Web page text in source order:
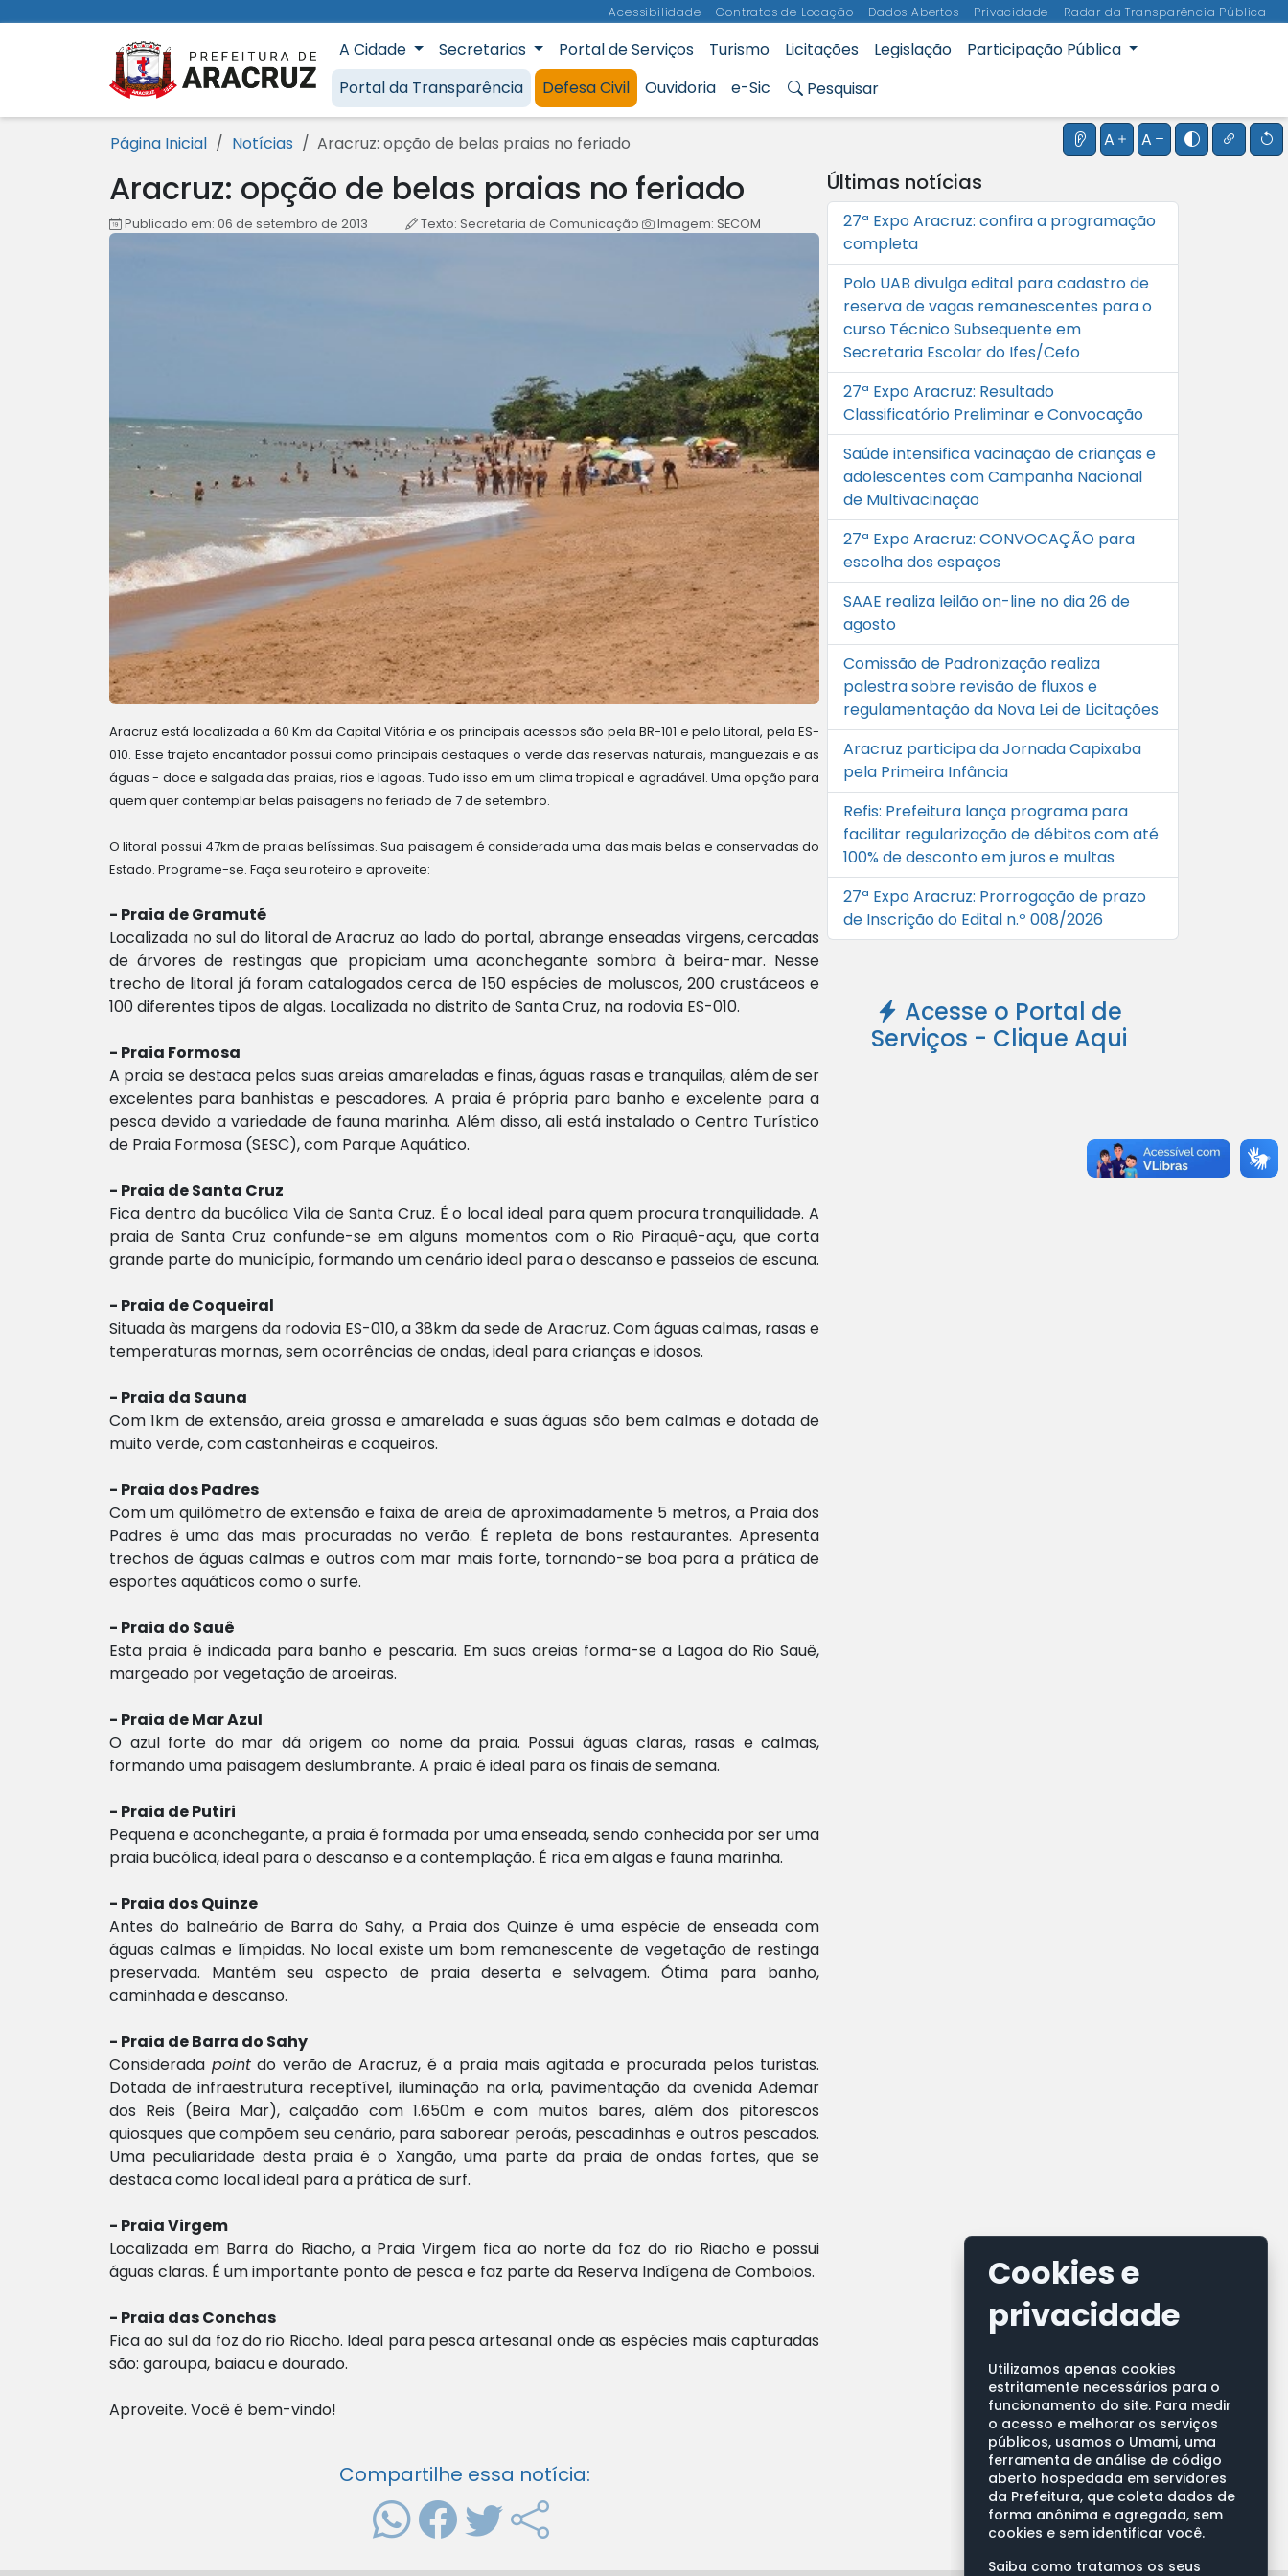
Acessibilidade Contratos de Locação Dados Abertos Privacidade Radar da Transparência Pública
Prefeitura Municipal de Aracruz
A Cidade Secretarias Portal de Serviços Turismo Licitações Legislação
Participação Pública
Portal da Transparência
Defesa Civil Ouvidoria e-Sic Pesquisar
Instruções do leitor de
A Aumentar o
A Diminuir o
Alternar
Página Inicial Notícias Aracruz: opção de belas praias no feriado
Aracruz: opção de belas praias no feriado
Publicado em: 06 de setembro de 2013 Texto: Secretaria de Comunicação Imagem: SECOM
Aracruz está localizada a 60 Km da Capital Vitória e os principais acessos são pela BR-101 e pelo Litoral, pela ES-
010. Esse trajeto encantador possui como principais destaques o verde das reservas naturais, manguezais e as
águas - doce e salgada das praias, rios e lagoas. Tudo isso em um clima tropical e agradável. Uma opção para
quem quer contemplar belas paisagens no feriado de 7 de setembro.
O litoral possui 47km de praias belíssimas. Sua paisagem é considerada uma das mais belas e conservadas do
Estado. Programe-se. Faça seu roteiro e aproveite:
- Praia de Gramuté
Localizada no sul do litoral de Aracruz ao lado do portal, abrange enseadas virgens, cercadas
de árvores de restingas que propiciam uma aconchegante sombra à beira-mar. Nesse
trecho de litoral já foram catalogados cerca de 150 espécies de moluscos, 200 crustáceos e
100 diferentes tipos de algas. Localizada no distrito de Santa Cruz, na rodovia ES-010.
- Praia Formosa
A praia se destaca pelas suas areias amareladas e finas, águas rasas e tranquilas, além de ser
excelentes para banhistas e pescadores. A praia é própria para banho e excelente para a
pesca devido a variedade de fauna marinha. Além disso, ali está instalado o Centro Turístico
de Praia Formosa (SESC), com Parque Aquático.
- Praia de Santa Cruz
Fica dentro da bucólica Vila de Santa Cruz. É o local ideal para quem procura tranquilidade. A
praia de Santa Cruz confunde-se em alguns momentos com o Rio Piraquê-açu, que corta
grande parte do município, formando um cenário ideal para o descanso e passeios de escuna.
- Praia de Coqueiral
Situada às margens da rodovia ES-010, a 38km da sede de Aracruz. Com águas calmas, rasas e
temperaturas mornas, sem ocorrências de ondas, ideal para crianças e idosos.
- Praia da Sauna
Com 1km de extensão, areia grossa e amarelada e suas águas são bem calmas e dotada de
muito verde, com castanheiras e coqueiros.
- Praia dos Padres
Com um quilômetro de extensão e faixa de areia de aproximadamente 5 metros, a Praia dos
Padres é uma das mais procuradas no verão. É repleta de bons restaurantes. Apresenta
trechos de águas calmas e outros com mar mais forte, tornando-se boa para a prática de
esportes aquáticos como o surfe.
- Praia do Sauê
Esta praia é indicada para banho e pescaria. Em suas areias forma-se a Lagoa do Rio Sauê,
margeado por vegetação de aroeiras.
- Praia de Mar Azul
O azul forte do mar dá origem ao nome da praia. Possui águas claras, rasas e calmas,
formando uma paisagem deslumbrante. A praia é ideal para os finais de semana.
- Praia de Putiri
Pequena e aconchegante, a praia é formada por uma enseada, sendo conhecida por ser uma
praia bucólica, ideal para o descanso e a contemplação. É rica em algas e fauna marinha.
- Praia dos Quinze
Antes do balneário de Barra do Sahy, a Praia dos Quinze é uma espécie de enseada com
águas calmas e límpidas. No local existe um bom remanescente de vegetação de restinga
preservada. Mantém seu aspecto de praia deserta e selvagem. Ótima para banho,
caminhada e descanso.
- Praia de Barra do Sahy
Considerada pointdo verão de Aracruz, é a praia mais agitada e procurada pelos turistas.
Dotada de infraestrutura receptível, iluminação na orla, pavimentação da avenida Ademar
dos Reis (Beira Mar), calçadão com 1.650m e com muitos bares, além dos pitorescos
quiosques que compõem seu cenário, para saborear peroás, pescadinhas e outros pescados.
Uma peculiaridade desta praia é o Xangão, uma parte da praia de ondas fortes, que se
destaca como local ideal para a prática de surf.
- Praia Virgem
Localizada em Barra do Riacho, a Praia Virgem fica ao norte da foz do rio Riacho e possui
águas claras. É um importante ponto de pesca e faz parte da Reserva Indígena de Comboios.
- Praia das Conchas
Fica ao sul da foz do rio Riacho. Ideal para pesca artesanal onde as espécies mais capturadas
são: garoupa, baiacu e dourado.
Aproveite. Você é bem-vindo!
Compartilhe essa notícia:
Últimas notícias
27ª Expo Aracruz: confira a programação
completa
Polo UAB divulga edital para cadastro de
reserva de vagas remanescentes para o
curso Técnico Subsequente em
Secretaria Escolar do Ifes/Cefo
27ª Expo Aracruz: Resultado
Classificatório Preliminar e Convocação
Saúde intensifica vacinação de crianças e
adolescentes com Campanha Nacional
de Multivacinação
27ª Expo Aracruz: CONVOCAÇÃO para
escolha dos espaços
SAAE realiza leilão on-line no dia 26 de
agosto
Comissão de Padronização realiza
palestra sobre revisão de fluxos e
regulamentação da Nova Lei de Licitações
Aracruz participa da Jornada Capixaba
pela Primeira Infância
Refis: Prefeitura lança programa para
facilitar regularização de débitos com até
100% de desconto em juros e multas
27ª Expo Aracruz: Prorrogação de prazo
de Inscrição do Edital n.º 008/2026
Acesse o Portal de
Serviços - Clique Aqui
Cookies e
privacidade
Utilizamos apenas cookies
estritamente necessários para o
funcionamento do site. Para medir
o acesso e melhorar os serviços
públicos, usamos o Umami, uma
ferramenta de análise de código
aberto hospedada em servidores
da Prefeitura, que coleta dados de
forma anônima e agregada, sem
cookies e sem identificar você.
Saiba como tratamos os seus